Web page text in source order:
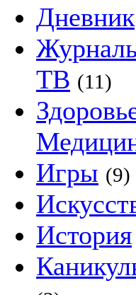
Дневник
ТВ (11)
Игры (9)
История